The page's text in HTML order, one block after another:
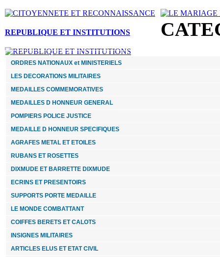
REPUBLIQUE ET INSTITUTIONS
ORDRES NATIONAUX et MINISTERIELS
LES DECORATIONS MILITAIRES
MEDAILLES COMMEMORATIVES
MEDAILLES D HONNEUR GENERAL
POMPIERS POLICE JUSTICE
MEDAILLE D HONNEUR SPECIFIQUES
AGRAFES METAL ET ETOILES
RUBANS ET ROSETTES
DIXMUDE ET BARRETTE DIXMUDE
ECRINS ET PRESENTOIRS
SUPPORTS PORTE MEDAILLE
LE MONDE COMBATTANT
COIFFES BERETS ET CALOTS
INSIGNES MILITAIRES
ARTICLES ELUS ET ETAT CIVIL